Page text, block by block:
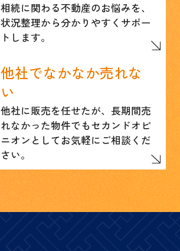
相続に関わる不動産のお悩みを、
状況整理から分かりやすくサポー
トします。
他社でなかなか売れな
い
他社に販売を任せたが、長期間売
れなかった物件でもセカンドオピ
ニオンとしてお気軽にご相談くだ
さい。